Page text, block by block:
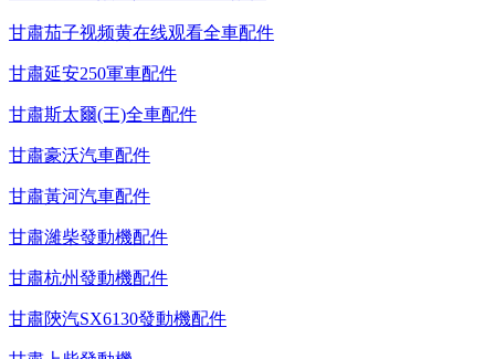
甘肅茄子视频黄在线观看全車配件
甘肅延安250軍車配件
甘肅斯太爾(王)全車配件
甘肅豪沃汽車配件
甘肅黃河汽車配件
甘肅濰柴發動機配件
甘肅杭州發動機配件
甘肅陝汽SX6130發動機配件